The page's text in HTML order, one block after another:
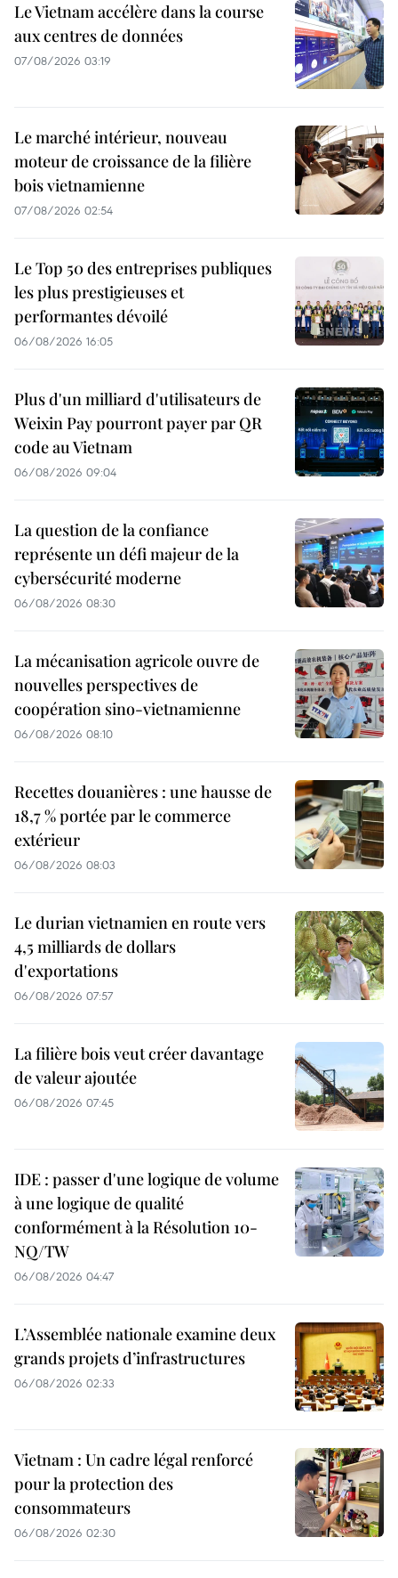
Le Vietnam accélère dans la course
aux centres de données
07/08/2026 03:19
Le marché intérieur, nouveau
moteur de croissance de la filière
bois vietnamienne
07/08/2026 02:54
Le Top 50 des entreprises publiques
les plus prestigieuses et
performantes dévoilé
06/08/2026 16:05
Plus d'un milliard d'utilisateurs de
Weixin Pay pourront payer par QR
code au Vietnam
06/08/2026 09:04
La question de la confiance
représente un défi majeur de la
cybersécurité moderne
06/08/2026 08:30
La mécanisation agricole ouvre de
nouvelles perspectives de
coopération sino-vietnamienne
06/08/2026 08:10
Recettes douanières : une hausse de
18,7 % portée par le commerce
extérieur
06/08/2026 08:03
Le durian vietnamien en route vers
4,5 milliards de dollars
d'exportations
06/08/2026 07:57
La filière bois veut créer davantage
de valeur ajoutée
06/08/2026 07:45
IDE : passer d'une logique de volume
à une logique de qualité
conformément à la Résolution 10-
NQ/TW
06/08/2026 04:47
L’Assemblée nationale examine deux
grands projets d’infrastructures
06/08/2026 02:33
Vietnam : Un cadre légal renforcé
pour la protection des
consommateurs
06/08/2026 02:30